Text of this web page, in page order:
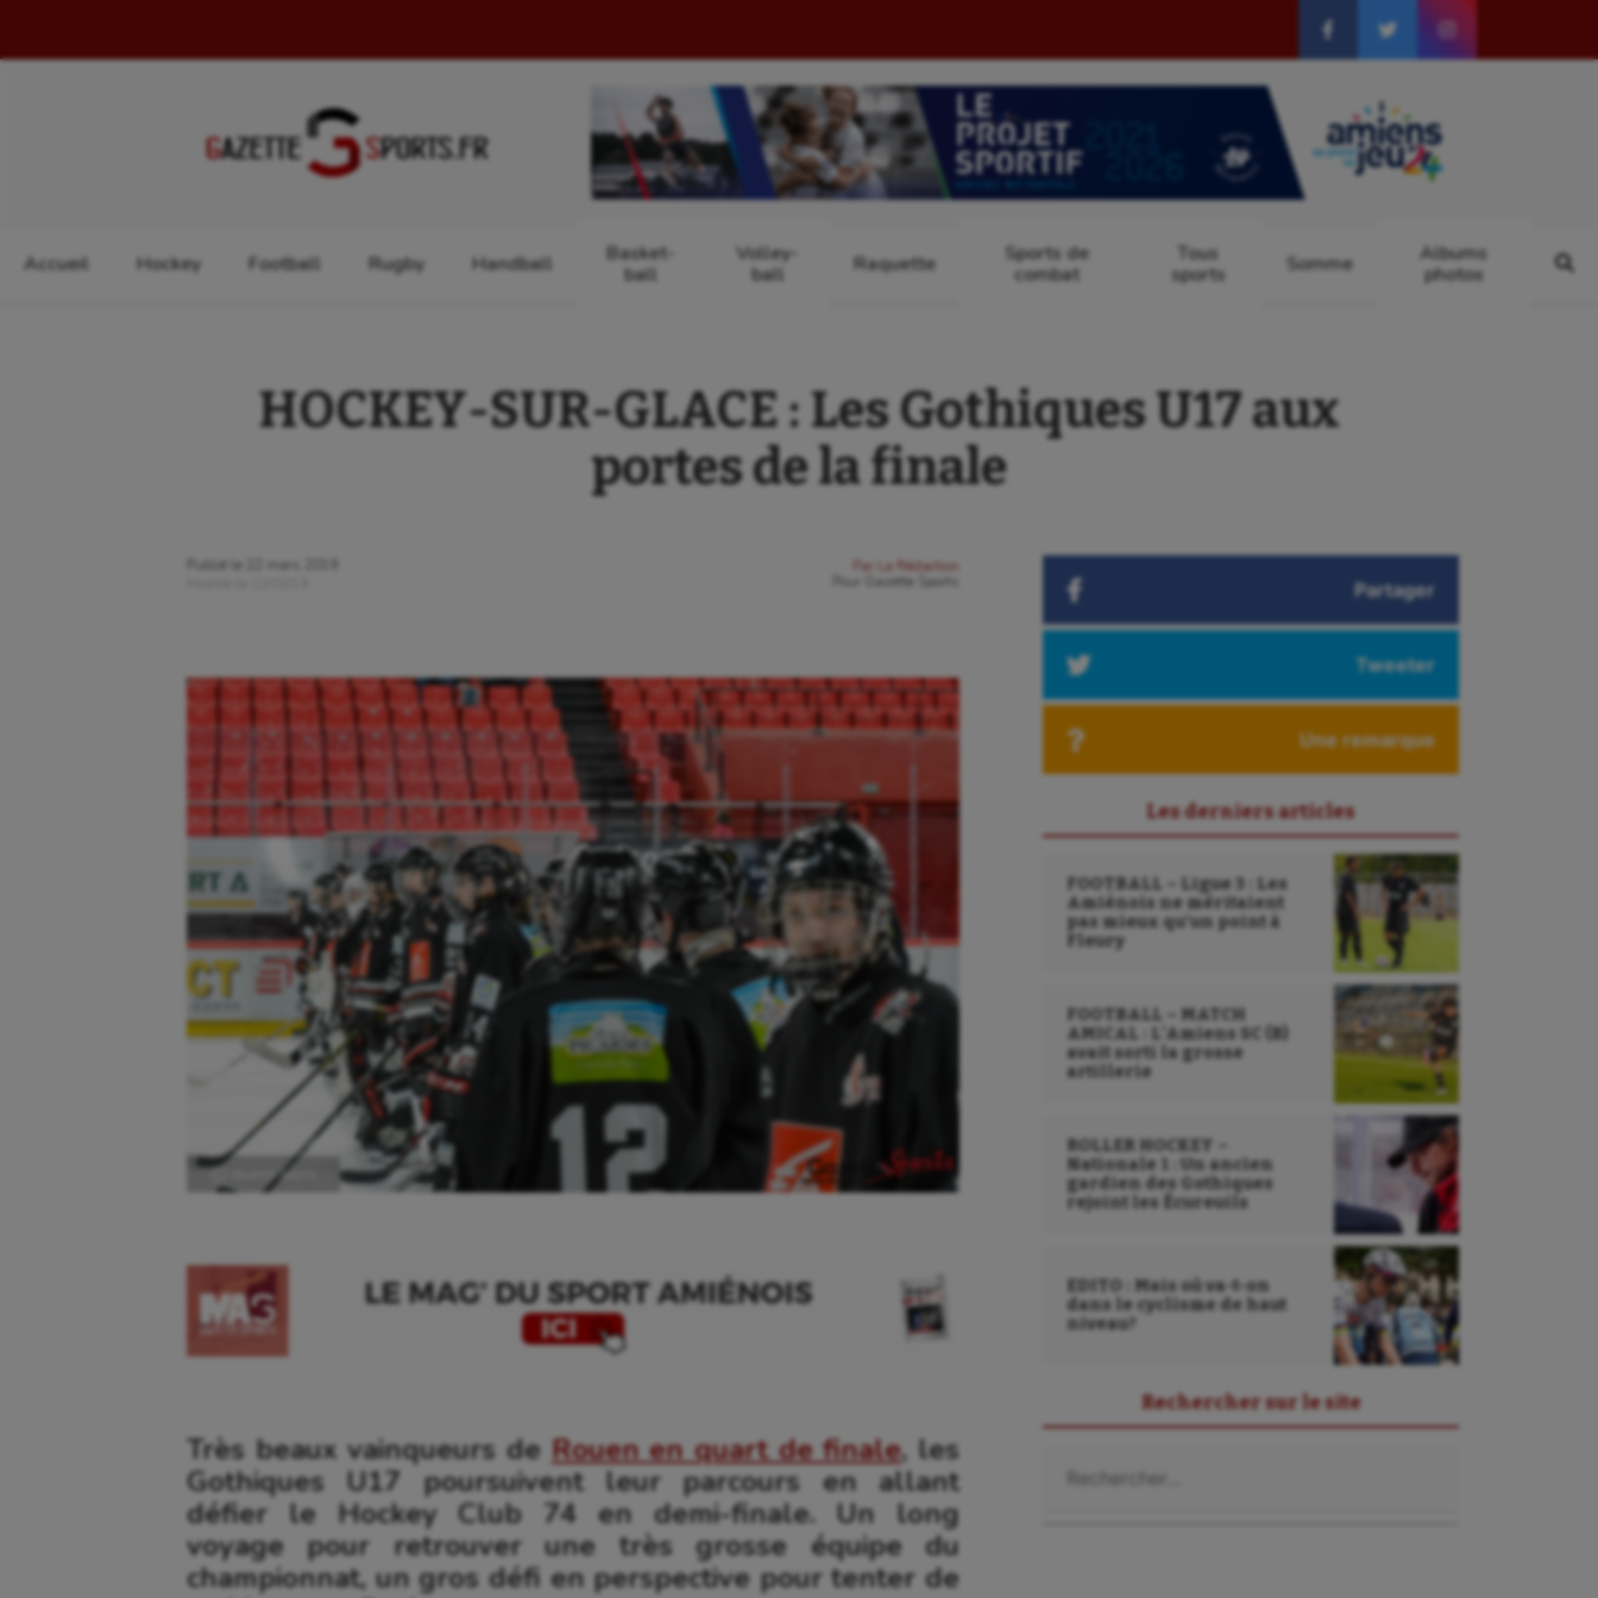
Accueil Hockey Football Rugby Handball
Basket-
ball
Volley-
ball
Raquette
Sports de
combat
Tous
sports
Somme
Albums
photos
HOCKEY-SUR-GLACE : Les Gothiques U17 aux
portes de la finale
Publié le
22 mars 2019
Par
La Rédaction
Gazette Sports
Ⓒ Gazette Sports
Très beaux vainqueurs de Rouen en quart de finale, les
Gothiques U17 poursuivent leur parcours en allant
défier le Hockey Club 74 en demi-finale. Un long
voyage pour retrouver une très grosse équipe du
championnat, un gros défi en perspective pour tenter de
Partager
Tweeter
Une remarque
Les derniers articles
FOOTBALL – Ligue 3 : Les
Amiénois ne méritaient
pas mieux qu’un point à
Fleury
FOOTBALL – MATCH
AMICAL : L’Amiens SC (B)
avait sorti la grosse
artillerie
ROLLER HOCKEY –
Nationale 1 : Un ancien
gardien des Gothiques
rejoint les Écureuils
EDITO : Mais où va-t-on
dans le cyclisme de haut
niveau?
Rechercher sur le site